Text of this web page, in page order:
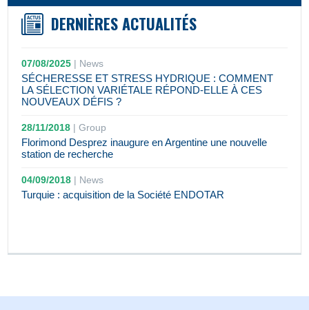
DERNIÈRES ACTUALITÉS
07/08/2025 | News
SÉCHERESSE ET STRESS HYDRIQUE : COMMENT
LA SÉLECTION VARIÉTALE RÉPOND-ELLE À CES
NOUVEAUX DÉFIS ?
28/11/2018 |Group
Florimond Desprez inaugure en Argentine une nouvelle
station de recherche
04/09/2018 | News
Turquie : acquisition de la Société ENDOTAR